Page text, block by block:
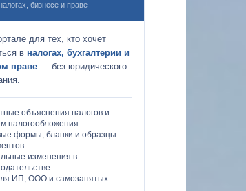
бизнесе и праве
для тех, кто хочет
в налогах, бухгалтерии и
праве — без юридического
объяснения налогов и
налогообложения
формы, бланки и образцы
изменения в
ИП, ООО и самозанятых